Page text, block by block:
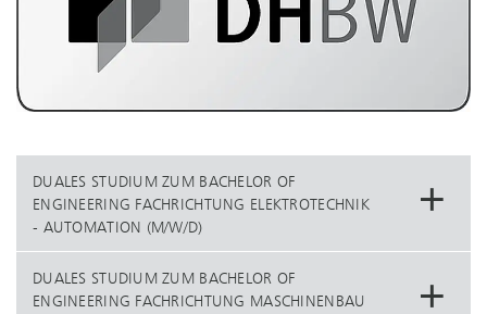
DUALES STUDIUM ZUM BACHELOR OF
ENGINEERING FACHRICHTUNG ELEKTROTECHNIK
- AUTOMATION (M/W/D)
DUALES STUDIUM ZUM BACHELOR OF
ENGINEERING FACHRICHTUNG MASCHINENBAU